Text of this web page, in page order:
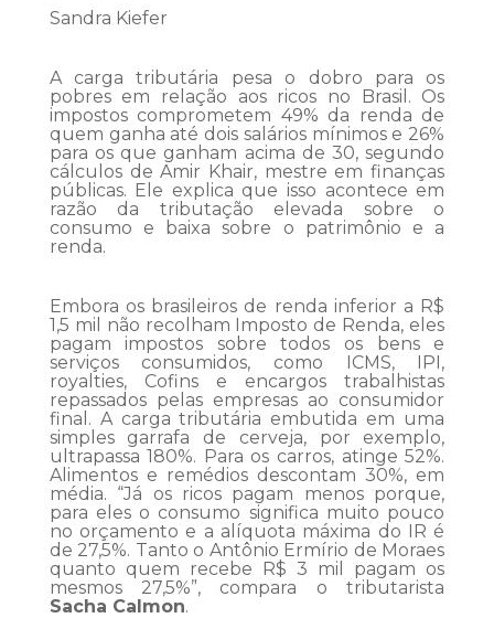
Sandra Kiefer
A carga tributária pesa o dobro para os
pobres em relação aos ricos no Brasil. Os
impostos comprometem 49% da renda de
quem ganha até dois salários mínimos e 26%
para os que ganham acima de 30, segundo
cálculos de Amir Khair, mestre em finanças
públicas. Ele explica que isso acontece em
razão da tributação elevada sobre o
consumo e baixa sobre o patrimônio e a
renda.
Embora os brasileiros de renda inferior a R$
1,5 mil não recolham Imposto de Renda, eles
pagam impostos sobre todos os bens e
serviços consumidos, como ICMS, IPI,
royalties, Cofins e encargos trabalhistas
repassados pelas empresas ao consumidor
final. A carga tributária embutida em uma
simples garrafa de cerveja, por exemplo,
ultrapassa 180%. Para os carros, atinge 52%.
Alimentos e remédios descontam 30%, em
média. “Já os ricos pagam menos porque,
para eles o consumo significa muito pouco
no orçamento e a alíquota máxima do IR é
de 27,5%. Tanto o Antônio Ermírio de Moraes
quanto quem recebe R$ 3 mil pagam os
mesmos 27,5%”, compara o tributarista
Sacha Calmon.